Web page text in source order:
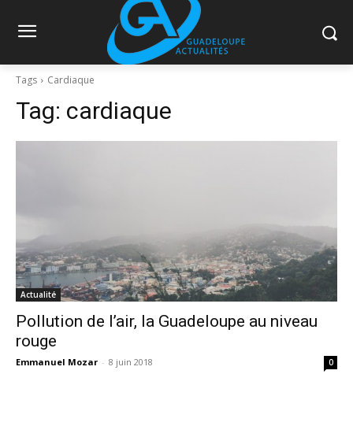
Tags Cardiaque
Tag: cardiaque
Actualité
Pollution de l’air, la Guadeloupe au niveau
rouge
Emmanuel Mozar - 8 juin 2018 0